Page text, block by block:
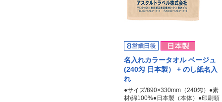
名入れカラータオル ベージュ
(240匁 日本製） + のし紙名入
れ
●サイズ/890×330mm（240匁）●素
材/綿100%●日本製（本体）●印刷領